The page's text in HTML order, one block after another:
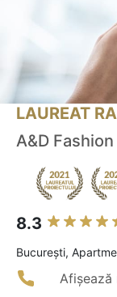
LAUREAT
A&D Fashion
8.3
Bucureşti,
Afișează